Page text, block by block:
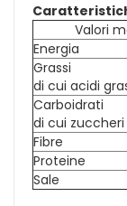
Valori
Energia
Grassi
di cui acidi
Carboidrati
di cui zuccheri
Fibre
Proteine
Sale